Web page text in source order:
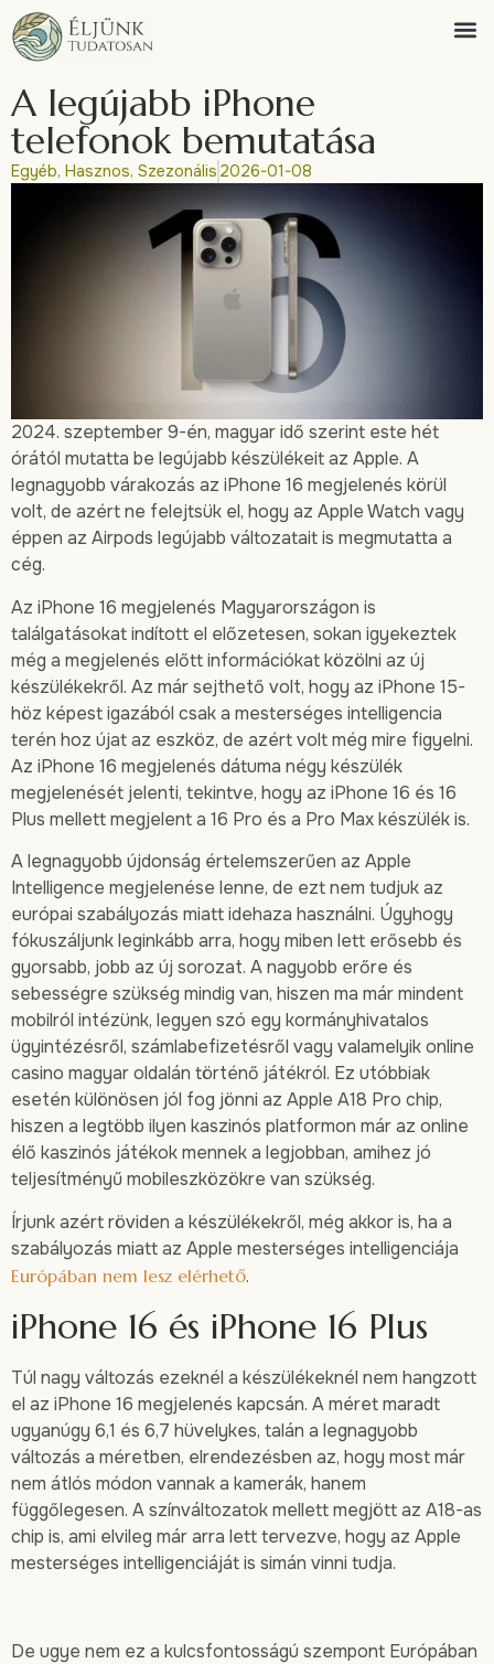
A legújabb iPhone
telefonok bemutatása
Egyéb, Hasznos, Szezonális 2026-01-08
2024. szeptember 9-én, magyar idő szerint este hét
órától mutatta be legújabb készülékeit az Apple. A
legnagyobb várakozás az iPhone 16 megjelenés körül
volt, de azért ne felejtsük el, hogy az Apple Watch vagy
éppen az Airpods legújabb változatait is megmutatta a
cég.
Az iPhone 16 megjelenés Magyarországon is
találgatásokat indított el előzetesen, sokan igyekeztek
még a megjelenés előtt információkat közölni az új
készülékekről. Az már sejthető volt, hogy az iPhone 15-
höz képest igazából csak a mesterséges intelligencia
terén hoz újat az eszköz, de azért volt még mire figyelni.
Az iPhone 16 megjelenés dátuma négy készülék
megjelenését jelenti, tekintve, hogy az iPhone 16 és 16
Plus mellett megjelent a 16 Pro és a Pro Max készülék is.
A legnagyobb újdonság értelemszerűen az Apple
Intelligence megjelenése lenne, de ezt nem tudjuk az
európai szabályozás miatt idehaza használni. Úgyhogy
fókuszáljunk leginkább arra, hogy miben lett erősebb és
gyorsabb, jobb az új sorozat. A nagyobb erőre és
sebességre szükség mindig van, hiszen ma már mindent
mobilról intézünk, legyen szó egy kormányhivatalos
ügyintézésről, számlabefizetésről vagy valamelyik online
casino magyar oldalán történő játékról. Ez utóbbiak
esetén különösen jól fog jönni az Apple A18 Pro chip,
hiszen a legtöbb ilyen kaszinós platformon már az online
élő kaszinós játékok mennek a legjobban, amihez jó
teljesítményű mobileszközökre van szükség.
Írjunk azért röviden a készülékekről, még akkor is, ha a
szabályozás miatt az Apple mesterséges intelligenciája
Európában nem lesz elérhető.
iPhone 16 és iPhone 16 Plus
Túl nagy változás ezeknél a készülékeknél nem hangzott
el az iPhone 16 megjelenés kapcsán. A méret maradt
ugyanúgy 6,1 és 6,7 hüvelykes, talán a legnagyobb
változás a méretben, elrendezésben az, hogy most már
nem átlós módon vannak a kamerák, hanem
függőlegesen. A színváltozatok mellett megjött az A18-as
chip is, ami elvileg már arra lett tervezve, hogy az Apple
mesterséges intelligenciáját is simán vinni tudja.
De ugye nem ez a kulcsfontosságú szempont Európában